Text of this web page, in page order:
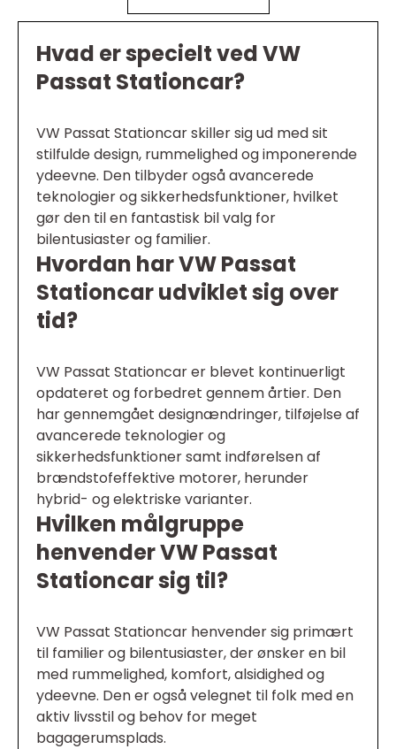
Hvad er specielt ved VW
Passat Stationcar?
VW Passat Stationcar skiller sig ud med sit
stilfulde design, rummelighed og imponerende
ydeevne. Den tilbyder også avancerede
teknologier og sikkerhedsfunktioner, hvilket
gør den til en fantastisk bil valg for
bilentusiaster og familier.
Hvordan har VW Passat
Stationcar udviklet sig over
tid?
VW Passat Stationcar er blevet kontinuerligt
opdateret og forbedret gennem årtier. Den
har gennemgået designændringer, tilføjelse af
avancerede teknologier og
sikkerhedsfunktioner samt indførelsen af
brændstofeffektive motorer, herunder
hybrid- og elektriske varianter.
Hvilken målgruppe
henvender VW Passat
Stationcar sig til?
VW Passat Stationcar henvender sig primært
til familier og bilentusiaster, der ønsker en bil
med rummelighed, komfort, alsidighed og
ydeevne. Den er også velegnet til folk med en
aktiv livsstil og behov for meget
bagagerumsplads.